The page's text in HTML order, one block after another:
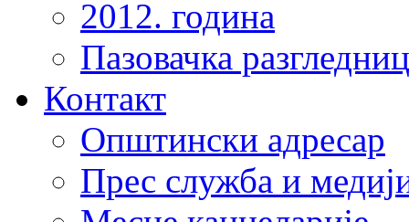
2012. година
Пазовачка
Контакт
Општински адресар
Прес служба и